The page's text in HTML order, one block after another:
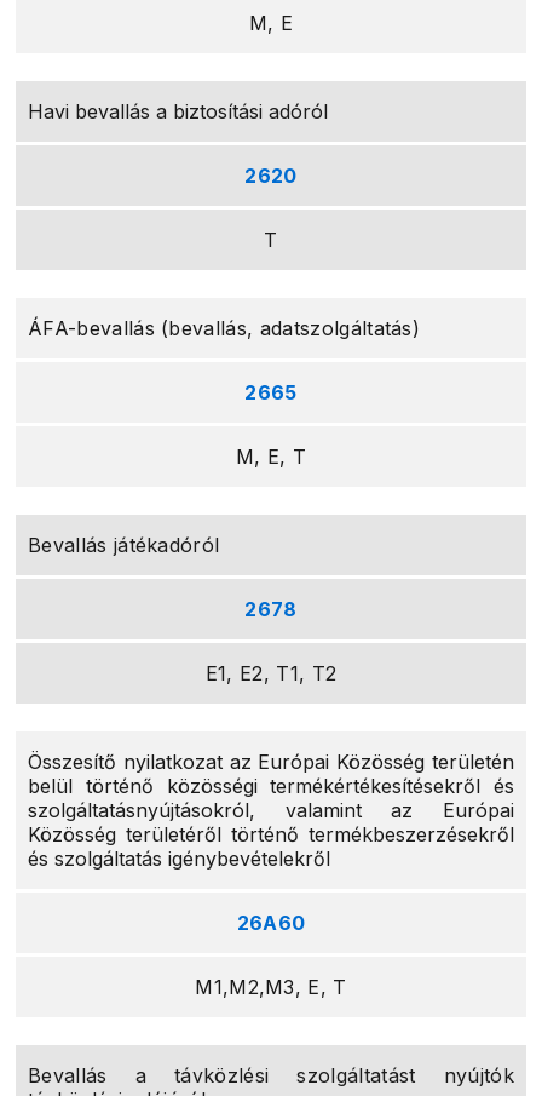
M, E
Havi bevallás a biztosítási adóról
2620
T
ÁFA-bevallás (bevallás, adatszolgáltatás)
2665
M, E, T
Bevallás játékadóról
2678
E1, E2, T1, T2
Összesítő nyilatkozat az Európai Közösség területén
belül történő közösségi termékértékesítésekről és
szolgáltatásnyújtásokról, valamint az Európai
Közösség területéről történő termékbeszerzésekről
és szolgáltatás igénybevételekről
26A60
M1,M2,M3, E, T
Bevallás a távközlési szolgáltatást nyújtók